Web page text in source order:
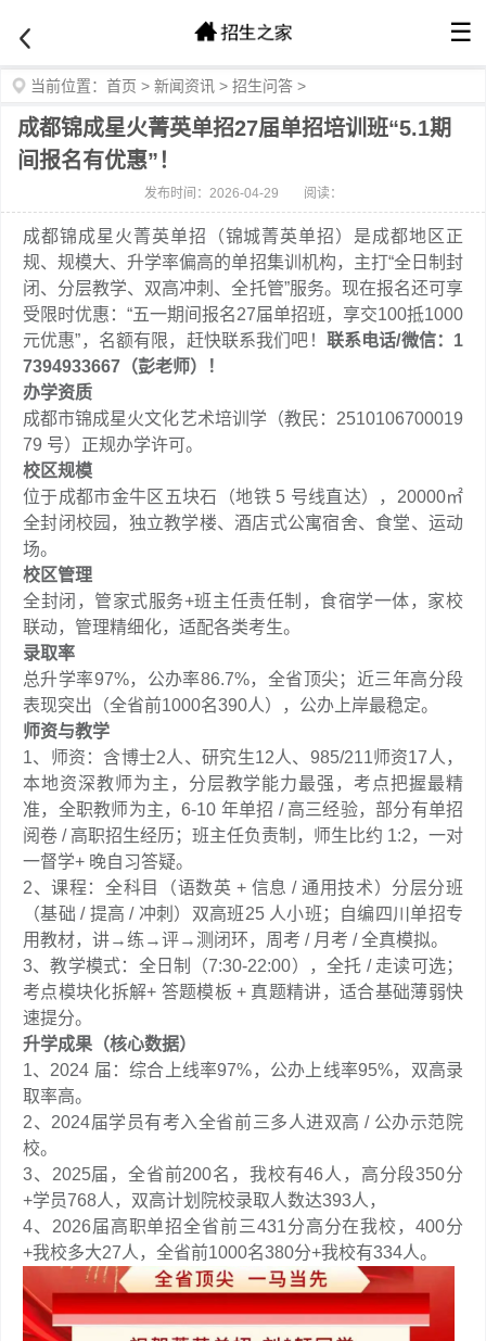
☰
当前位置： 首页 > 新闻资讯 > 招生问答 >
成都锦成星火菁英单招27届单招培训班“5.1期
间报名有优惠”！
发布时间：2026-04-29 阅读：
成都锦成星火菁英单招（锦城菁英单招）是成都地区正
规、规模大、升学率偏高的单招集训机构，主打“全日制封
闭、分层教学、双高冲刺、全托管”服务。现在报名还可享
受限时优惠：“五一期间报名27届单招班，享交100抵1000
元优惠”，名额有限，赶快联系我们吧！ 联系电话/微信：1
7394933667（彭老师）！
办学资质
成都市锦成星火文化艺术培训学（教民：2510106700019
79 号）正规办学许可。
校区规模
位于成都市金牛区五块石（地铁 5 号线直达），20000㎡
全封闭校园，独立教学楼、酒店式公寓宿舍、食堂、运动
场。
校区管理
全封闭，管家式服务+班主任责任制，食宿学一体，家校
联动，管理精细化，适配各类考生。
录取率
总升学率97%，公办率86.7%，全省顶尖；近三年高分段
表现突出（全省前1000名390人），公办上岸最稳定。
师资与教学
1、师资：含博士2人、研究生12人、985/211师资17人，
本地资深教师为主，分层教学能力最强，考点把握最精
准，全职教师为主，6-10 年单招 / 高三经验，部分有单招
阅卷 / 高职招生经历；班主任负责制，师生比约 1:2，一对
一督学+ 晚自习答疑。
2、课程：全科目（语数英 + 信息 / 通用技术）分层分班
（基础 / 提高 / 冲刺）双高班25 人小班；自编四川单招专
用教材，讲→练→评→测闭环，周考 / 月考 / 全真模拟。
3、教学模式：全日制（7:30-22:00），全托 / 走读可选；
考点模块化拆解+ 答题模板 + 真题精讲，适合基础薄弱快
速提分。
升学成果（核心数据）
1、2024 届：综合上线率97%，公办上线率95%，双高录
取率高。
2、2024届学员有考入全省前三多人进双高 / 公办示范院
校。
3、2025届，全省前200名，我校有46人，高分段350分
+学员768人，双高计划院校录取人数达393人，
4、2026届高职单招全省前三431分高分在我校，400分
+我校多大27人，全省前1000名380分+我校有334人。